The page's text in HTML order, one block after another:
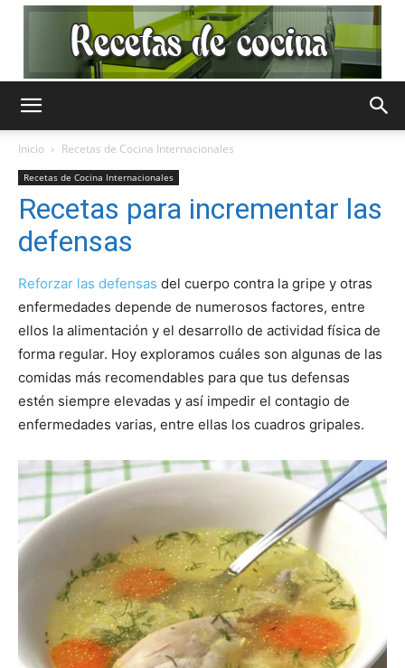
Cocina
Gratis
Receta
Cocina
Inicio Recetas de Cocina Internacionales
Recetas de Cocina Internacionales
Recetas para incrementar las
defensas
Reforzar las defensas del cuerpo contra la gripe y otras
enfermedades depende de numerosos factores, entre
ellos la alimentación y el desarrollo de actividad física de
forma regular. Hoy exploramos cuáles son algunas de las
comidas más recomendables para que tus defensas
estén siempre elevadas y así impedir el contagio de
enfermedades varias, entre ellas los cuadros gripales.